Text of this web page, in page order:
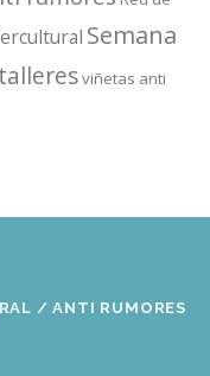
Semana
talleresviñetas anti
/ ANTI RUMORES